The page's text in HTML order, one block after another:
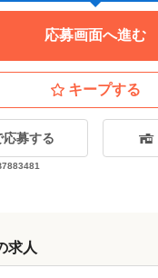
圏のみ）またはオンライン
応募画面へ進む
キープする
応募する
求人